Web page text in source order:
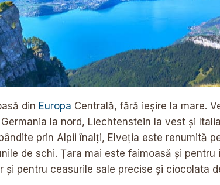
din Europa Centrală, fără ieșire la mare.
la nord, Liechtenstein la vest și
prin Alpii înalți, Elveția este renumită
de schi. Țara mai este faimoasă și pentru
și pentru ceasurile sale precise și ciocolata